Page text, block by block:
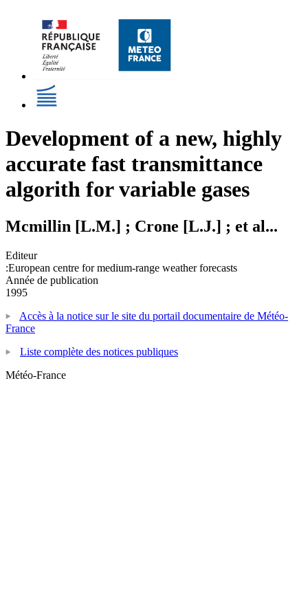
Development of a new, highly
accurate fast transmittance
algorith for variable gases
Mcmillin [L.M.] ; Crone [L.J.] ; et al...
Editeur
:European centre for medium-range weather forecasts
Année de publication
1995
Accès à la notice sur le site du portail documentaire de Météo-
France
Liste complète des notices publiques
Météo-France